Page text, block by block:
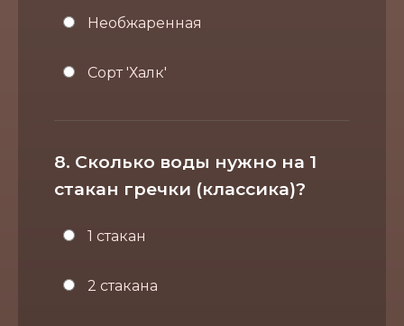
Необжаренная
Сорт 'Халк'
8. Сколько воды нужно на 1
стакан гречки (классика)?
1 стакан
2 стакана